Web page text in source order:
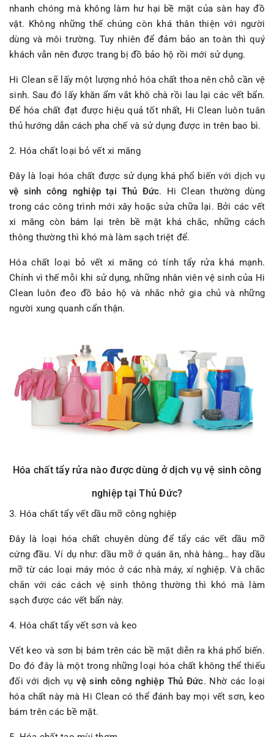
nhanh chóng mà không làm hư hại bề mặt của sàn hay đồ
vật. Không những thế chúng còn khá thân thiện với người
dùng và môi trường. Tuy nhiên để đảm bảo an toàn thì quý
khách vẫn nên được trang bị đồ bảo hộ rồi mới sử dụng.
Hi Clean sẽ lấy một lượng nhỏ hóa chất thoa nên chỗ cần vệ
sinh. Sau đó lấy khăn ẩm vắt khô chà rồi lau lại các vết bẩn.
Để hóa chất đạt được hiệu quả tốt nhất, Hi Clean luôn tuân
thủ hướng dẫn cách pha chế và sử dụng được in trên bao bì.
2. Hóa chất loại bỏ vết xi măng
Đây là loại hóa chất được sử dụng khá phổ biến với dịch vụ
vệ sinh công nghiệp tại Thủ Đức. Hi Clean thường dùng
trong các công trình mới xây hoặc sửa chữa lại. Bởi các vết
xi măng còn bám lại trên bề mặt khá chắc, những cách
thông thường thì khó mà làm sạch triệt để.
Hóa chất loại bỏ vết xi măng có tính tẩy rửa khá mạnh.
Chính vì thế mỗi khi sử dụng, những nhân viên vệ sinh của Hi
Clean luôn đeo đồ bảo hộ và nhắc nhở gia chủ và những
người xung quanh cẩn thận.
Hóa chất tẩy rửa nào được dùng ở dịch vụ vệ sinh công
nghiệp tại Thủ Đức?
3. Hóa chất tẩy vết dầu mỡ công nghiệp
Đây là loại hóa chất chuyên dùng để tẩy các vết dầu mỡ
cứng đầu. Ví dụ như: dầu mỡ ở quán ăn, nhà hàng… hay dầu
mỡ từ các loại máy móc ở các nhà máy, xí nghiệp. Và chắc
chắn với các cách vệ sinh thông thường thì khó mà làm
sạch được các vết bẩn này.
4. Hóa chất tẩy vết sơn và keo
Vết keo và sơn bị bám trên các bề mặt diễn ra khá phổ biến.
Do đó đây là một trong những loại hóa chất không thể thiếu
đối với dịch vụvệ sinh công nghiệp Thủ Đức. Nhờ các loại
hóa chất này mà Hi Clean có thể đánh bay mọi vết sơn, keo
bám trên các bề mặt.